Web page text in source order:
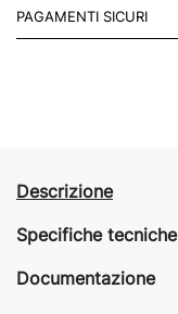
del mondo.
PAGAMENTI SICURI
Descrizione
Specifiche tecniche
Documentazione